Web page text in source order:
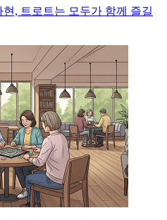
, 트로트는 모두가 함께 즐길